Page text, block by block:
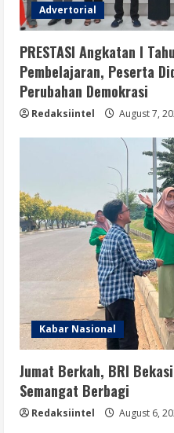
Advertorial
PRESTASI Angkatan I
Pembelajaran, Peserta
Perubahan Demokrasi
Redaksiintel August 7,
Kabar Nasional
Jumat Berkah, BRI
Semangat Berbagi
Redaksiintel August 6,